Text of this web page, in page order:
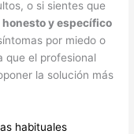
o si sientes que
honesto y específico
por miedo o
que el profesional
la solución más
habituales